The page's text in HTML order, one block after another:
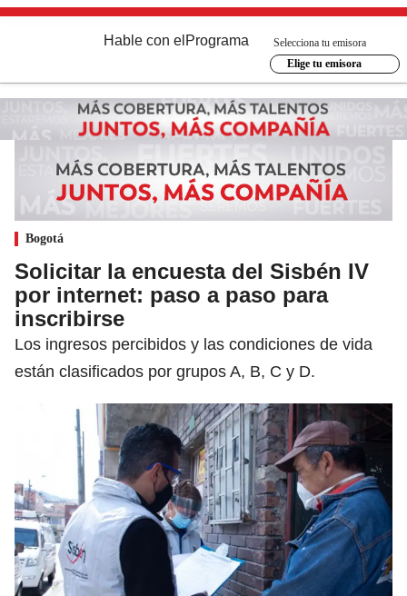
Hable con el Programa
Selecciona tu emisora
Elige tu emisora
Bogotá
Solicitar la encuesta del Sisbén IV
por internet: paso a paso para
inscribirse
Los ingresos percibidos y las condiciones de vida
están clasificados por grupos A, B, C y D.